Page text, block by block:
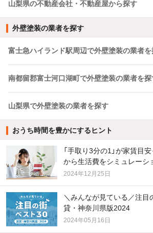
山梨県の不動産会社・不動産屋から探す
外壁塗装の業者を探す
富士急ハイランド駅周辺で外壁塗装の業者を
南都留郡富士河口湖町で外壁塗装の業者を探
山梨県で外壁塗装の業者を探す
おうち時間を豊かにするヒント
「手取り3分の1」が家賃目
から生活費をシミュレーシ
2024年12月25日
＼みんなが見ている／注目
貸・神奈川県版2024
2024年05月16日